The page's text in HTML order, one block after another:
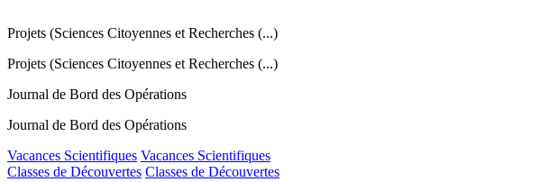
Projets (Sciences Citoyennes et Recherches (...)
Projets (Sciences Citoyennes et Recherches (...)
Journal de Bord des Opérations
Journal de Bord des Opérations
Vacances Scientifiques Vacances Scientifiques
Classes de Découvertes Classes de Découvertes